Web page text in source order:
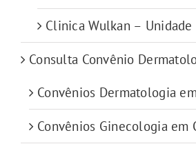
Clinica Wulkan – Unidade
Consulta Convênio
Convênios Dermatologia
Convênios Ginecologia em